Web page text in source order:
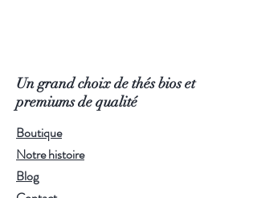
qui rend la tasse étonnamment facile
à boire. Apprécié depuis des siècles
pour ses vertus digestives — idéal
après un repas copieux.
Issu de l'agriculture biologique.
Infusion :
Un grand choix de thés bios et
premiums de qualité
Boutique
Notre histoire
Blog